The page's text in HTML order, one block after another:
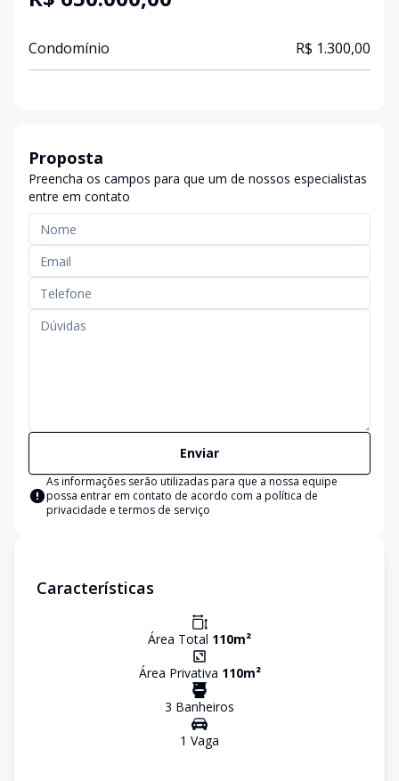
Condomínio R$ 1.300,00
Proposta
Preencha os campos para que um de nossos especialistas
entre em contato
Enviar
As informações serão utilizadas para que a nossa equipe
possa entrar em contato de acordo com a política de
privacidade e termos de serviço
Características
Área Total 110m²
Área Privativa 110m²
3 Banheiros
1 Vaga